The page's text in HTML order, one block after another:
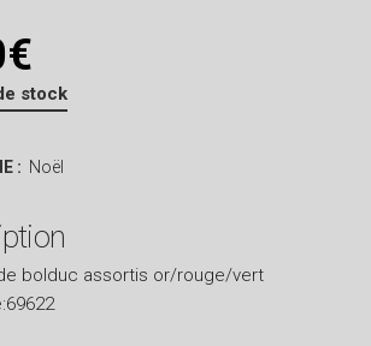
€
stock
: Noël
bolduc assortis or/rouge/vert